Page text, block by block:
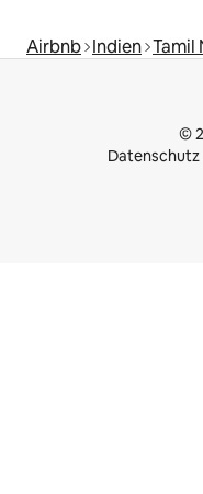
Airbnb Indien Tamil
©
Datenschutz